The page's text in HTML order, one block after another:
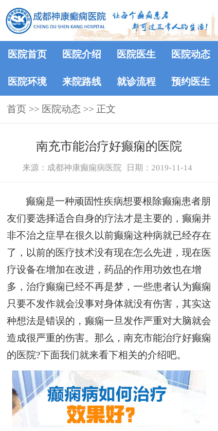
医院首页 医院介绍 医院医生 医院动态
医院环境 来院路线 就诊流程 预约医生
首页 >> 医院动态 >> 正文
南充市能治疗好癫痫的医院
来源：成都神康癫痫病医院 日期：2019-11-14
癫痫是一种顽固性疾病想要根除癫痫患者朋
友们要选择适合自身的疗法才是主要的，癫痫并
非不治之症早在很久以前癫痫这种病就已经存在
了，以前的医疗技术没有现在怎么先进，现在医
疗设备在增加在改进，药品的作用功效也在增
多，治疗癫痫已经不再是梦，一些患者认为癫痫
只要不发作就会没事对身体就没有伤害，其实这
种想法是错误的，癫痫一旦发作严重对大脑就会
造成很严重的伤害。那么，南充市能治疗好癫痫
的医院?下面我们就来看下相关的介绍吧。